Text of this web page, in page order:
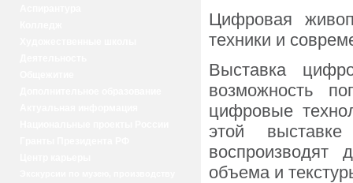
Цифровая
техники и
Выставка
возможность
цифровые
этой
объема и